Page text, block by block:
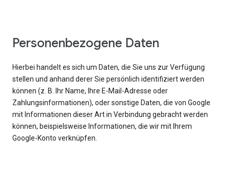
Personenbezogene Daten
Hierbei handelt es sich um Daten, die Sie uns zur Verfügung
stellen und anhand derer Sie persönlich identifiziert werden
können (z. B. Ihr Name, Ihre E-Mail-Adresse oder
Zahlungsinformationen), oder sonstige Daten, die von Google
mit Informationen dieser Art in Verbindung gebracht werden
können, beispielsweise Informationen, die wir mit Ihrem
Google-Konto verknüpfen.